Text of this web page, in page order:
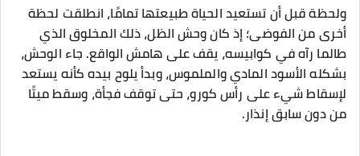
ولحظة قبل أن تستعيد الحياة طبيعتها تمامًا، انطلقت لحظة
أخرى من الفوضى؛ إذ كان وحش الظل، ذلك المخلوق الذي
طالما رآه في كوابيسه، يقف على هامش الواقع. جاء الوحش،
بشكله الأسود المادي والملموس، وبدأ يلوح بيده كأنه يستعد
لإسقاط شيء على رأس كورو، حتى توقف فجأة، وسقط ميتًا
من دون سابق إنذار.